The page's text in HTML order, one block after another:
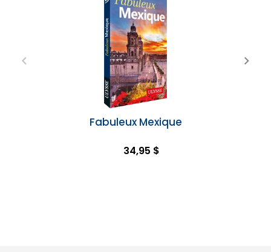
Fabuleux Mexique
34,95 $